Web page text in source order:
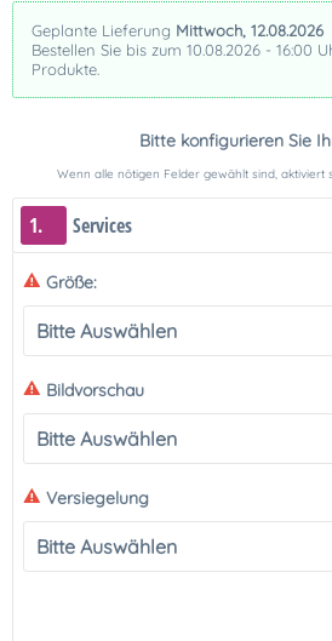
Geplante Lieferung Mittwoch, 12.08.2026
Bestellen Sie bis zum 10.08.2026 - 16:00
Produkte.
Bitte konfigurieren Sie
Wenn alle nötigen Felder gewählt sind, aktiviert
1. Services
Größe:
Bildvorschau
Versiegelung